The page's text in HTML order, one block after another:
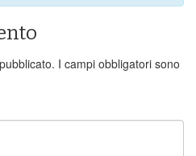
I campi obbligatori sono